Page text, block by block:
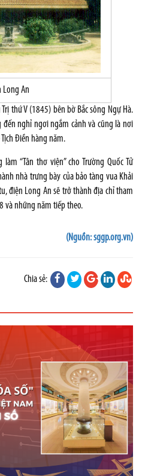
Long An
thứ V (1845) bên bờ Bắc sông Ngự Hà.
đến nghỉ ngơi ngắm cảnh và cũng là nơi
Điền hàng năm.
“Tân thơ viện” cho Trường Quốc Tử
nhà trưng bày của bảo tàng vua Khải
điện Long An sẽ trở thành địa chỉ tham
và những năm tiếp theo.
(Nguồn: sggp.org.vn)
Chia sẻ: